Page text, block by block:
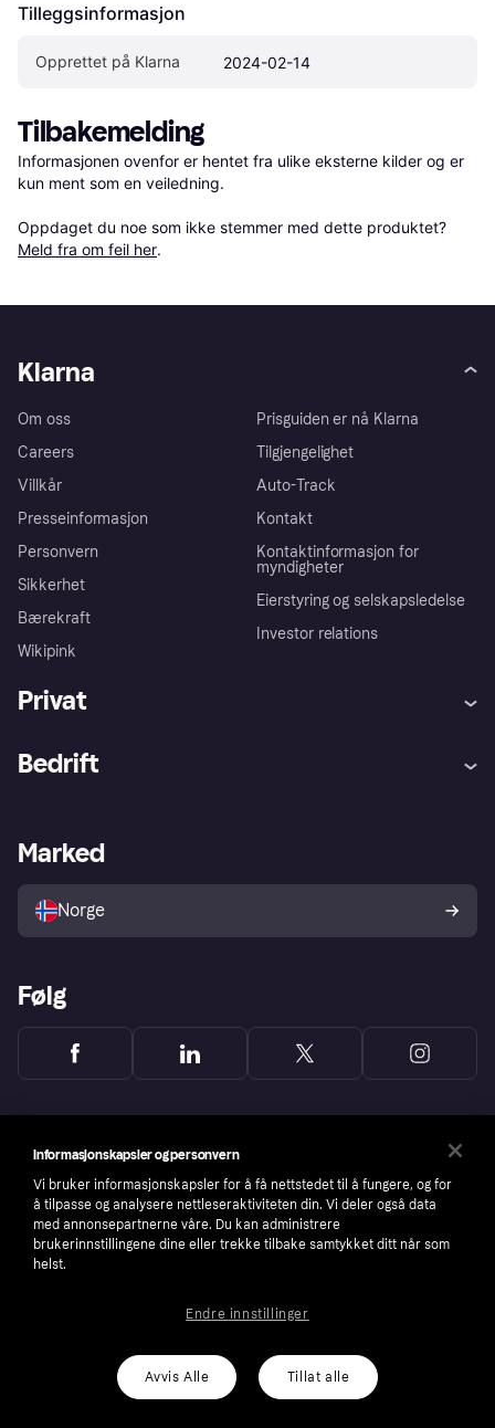
Tilleggsinformasjon
Opprettet på Klarna 2024-02-14
Tilbakemelding
Informasjonen ovenfor er hentet fra ulike eksterne kilder og er
kun ment som en veiledning.
Oppdaget du noe som ikke stemmer med dette produktet?
Meld fra om feil her.
Klarna
Om oss
Careers
Villkår
Presseinformasjon
Personvern
Sikkerhet
Bærekraft
Wikipink
Prisguiden er nå Klarna
Tilgjengelighet
Auto-Track
Kontakt
Kontaktinformasjon for
myndigheter
Eierstyring og selskapsledelse
Investor relations
Privat
Utforsk butikker
Bedrift
Merchant portal
Marked
Norge
Følg
number: 556737-0431
Cookies Klarna.com
Informasjonskapsler og personvern
Vi bruker informasjonskapsler for å få nettstedet til å fungere, og for
å tilpasse og analysere nettleseraktiviteten din. Vi deler også data
med annonsepartnerne våre. Du kan administrere
brukerinnstillingene dine eller trekke tilbake samtykket ditt når som
helst.
Avvis Alle Tillat alle
Endre innstillinger